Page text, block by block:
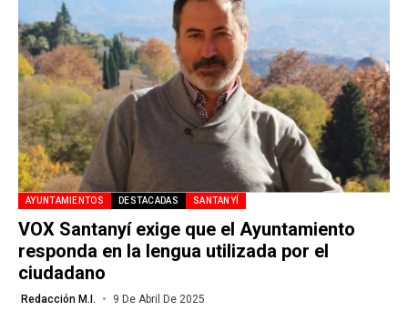
AYUNTAMIENTOS DESTACADAS SANTANYÍ
VOX Santanyí exige que el Ayuntamiento
responda en la lengua utilizada por el
ciudadano
Redacción M.I. 9 De Abril De 2025